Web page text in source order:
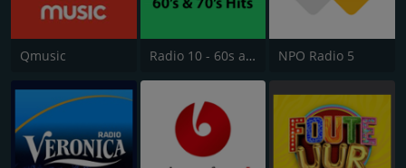
Qmusic Radio 10 - 60s and 70s Hits NPO Radio 5